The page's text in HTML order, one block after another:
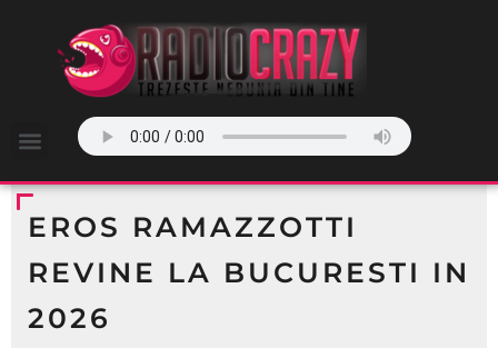
EROS RAMAZZOTTI
REVINE LA BUCURESTI IN
2026